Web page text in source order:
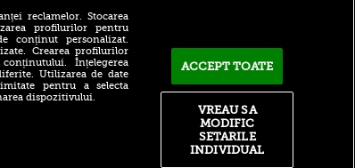
Atmosferă din altă lume la
reclamelor. Stocarea
profilurilor pentru
conținut personalizat.
Crearea profilurilor
Înțelegerea
Utilizarea de date
pentru a selecta
dispozitivului.
ACCEPT TOATE
VREAU SA
MODIFIC
SETARILE
INDIVIDUAL